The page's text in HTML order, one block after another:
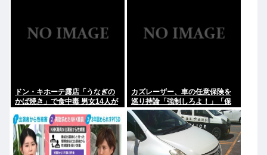
ドン・キホーテ露店「うなぎの
かば焼き」で食中毒 男女14人が
ラ属の菌検出
カズレーザー、車の任意保険を
巡り持論「強制しろよ！」「保
険にも入れないヤツは運転すん
なよ」